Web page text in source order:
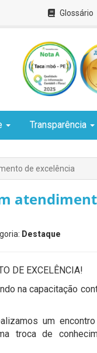
Glossário
Transparência
de excelência
Destaque
DE EXCELÊNCIA!
na capacitação
um
troca de